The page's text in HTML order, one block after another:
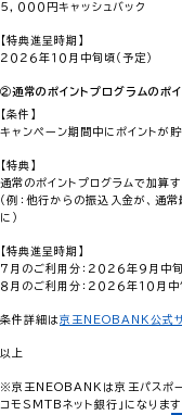
５，０００円キャッシュバック
【特典進呈時期】
２０２６年１０月中旬頃（予定）
②通常のポイントプログラムのポイ
【条件】
キャンペーン期間中にポイントが
【特典】
通常のポイントプログラムで加算
（例：他行からの振込入金が、通常
に）
【特典進呈時期】
７月のご利用分：２０２６年９月中旬
８月のご利用分：２０２６年１０月中
条件詳細は 京王NEOBANK公式サ
以上
※京王NEOBANKは京王パスポ
コモSMTBネット銀行」になりま